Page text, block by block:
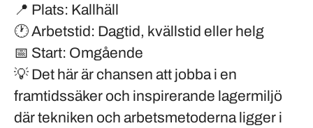
📍 Plats: Kallhäll
🕐Arbetstid: Dagtid, kvällstid eller helg
📅 Start: Omgående
💡 Det här är chansen att jobba i en
framtidssäker och inspirerande lagermiljö
där tekniken och arbetsmetoderna ligger i